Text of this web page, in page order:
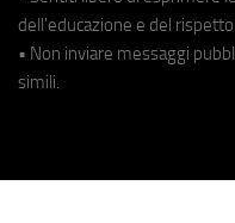
dell'educazione e del
• Non inviare messaggi
simili.